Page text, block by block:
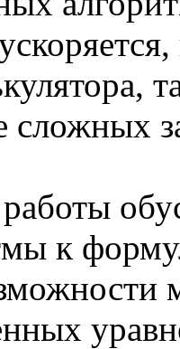
сложных
к